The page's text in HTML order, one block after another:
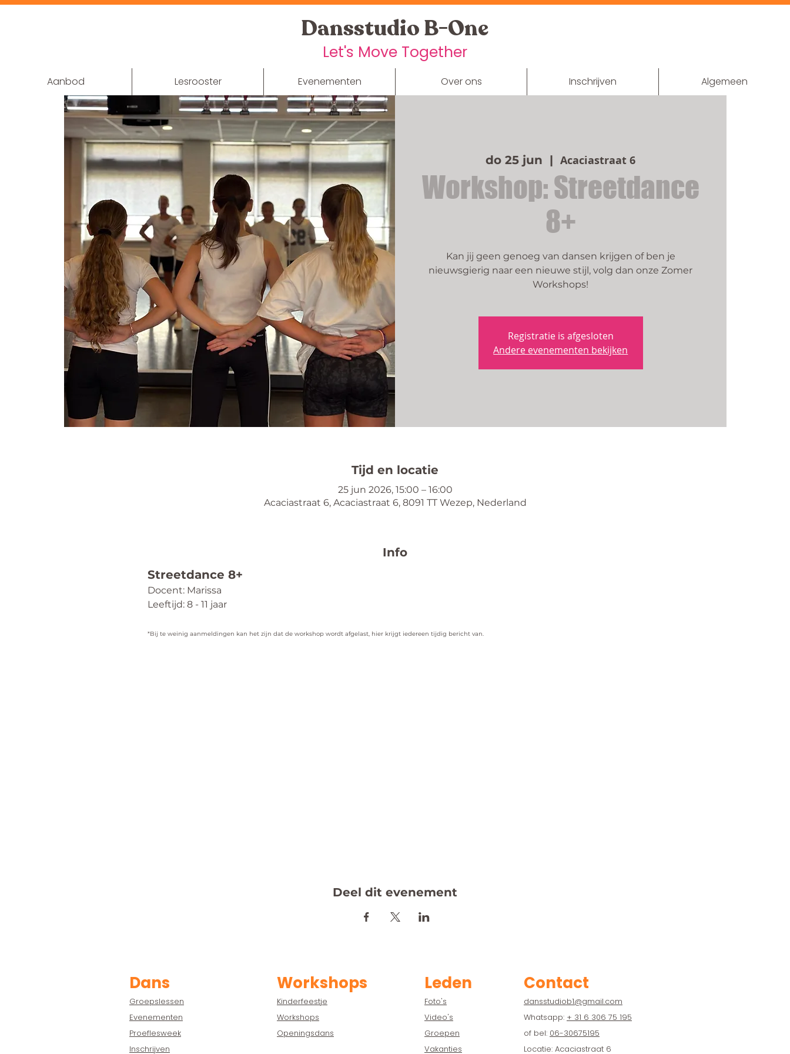
Dansstudio B-One
Let's Move Together
Aanbod Lesrooster Evenementen Over ons Inschrijven Algemeen
do 25 jun
  |
Acaciastraat 6
Workshop: Streetdance
8+
Kan jij geen genoeg van dansen krijgen of ben je
nieuwsgierig naar een nieuwe stijl, volg dan onze Zomer
Workshops!
Registratie is afgesloten
Andere evenementen bekijken
Tijd en locatie
25 jun 2026, 15:00 – 16:00
Acaciastraat 6, Acaciastraat 6, 8091 TT Wezep, Nederland
Info
Streetdance 8+
Docent: Marissa
Leeftijd: 8 - 11 jaar
*Bij te weinig aanmeldingen kan het zijn dat de workshop wordt afgelast, hier krijgt iedereen tijdig bericht van.
Deel dit evenement
Dans
Groepslessen
Evenementen
Proeflesweek
Inschrijven
Workshops
Kinderfeestje
Workshops
Openingsdans
Leden
Foto's
Video's
Groepen
Vakanties
Contact
dansstudiob1@gmail.com
Whatsapp: + 31 6 306 75 195
of bel: 06-30675195
Locatie: Acaciastraat 6